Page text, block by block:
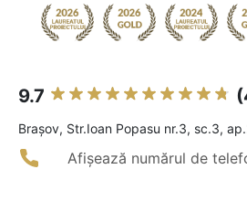
9.7
Braşov, Str.Ioan Popasu nr.3, sc.3,
Afișează numărul de